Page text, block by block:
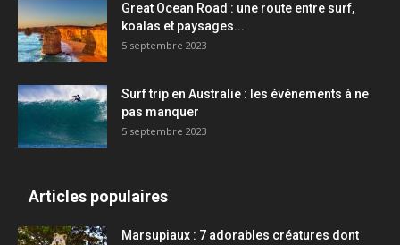
Great Ocean Road : une route entre surf,
koalas et paysages...
5 septembre 2023
Surf trip en Australie : les événements à ne
pas manquer
5 septembre 2023
Articles populaires
Marsupiaux : 7 adorables créatures dont